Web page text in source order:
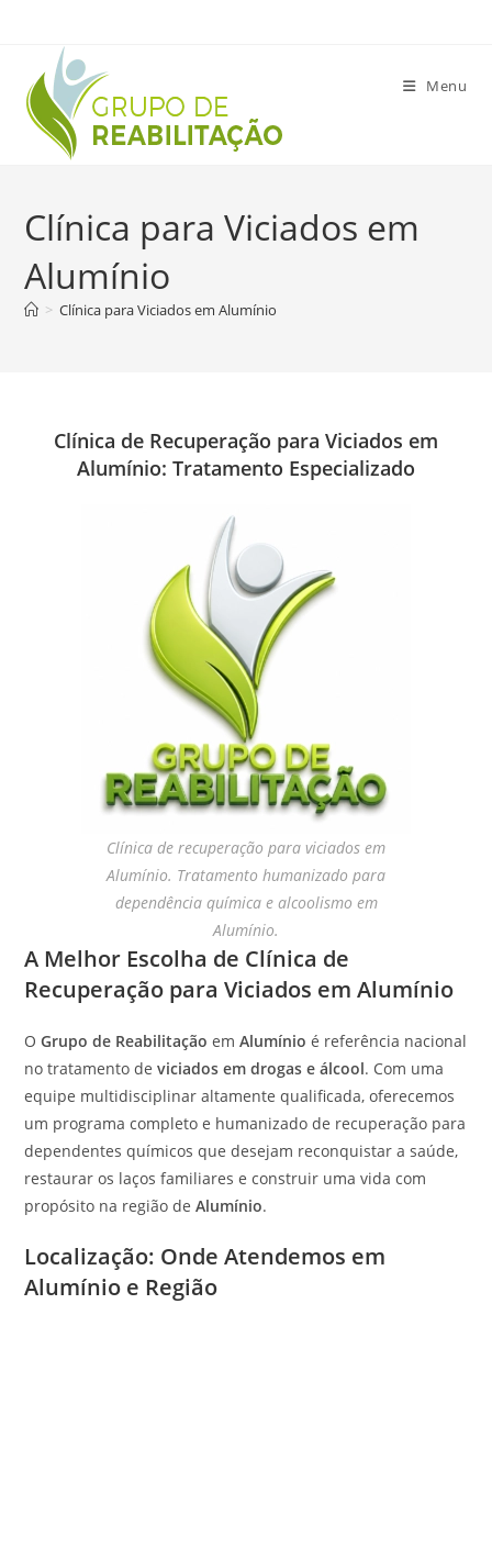
conteúdo
Menu
Clínica para Viciados em
Alumínio
> Clínica para Viciados em Alumínio
Clínica de Recuperação para Viciados em
Alumínio: Tratamento Especializado
Clínica de recuperação para viciados em
Alumínio. Tratamento humanizado para
dependência química e alcoolismo em
Alumínio.
A Melhor Escolha de Clínica de
Recuperação para Viciados em Alumínio
OGrupo de Reabilitação emAlumínio é referência nacional
no tratamento deviciados em drogas e álcool. Com uma
equipe multidisciplinar altamente qualificada, oferecemos
um programa completo e humanizado de recuperação para
dependentes químicos que desejam reconquistar a saúde,
restaurar os laços familiares e construir uma vida com
propósito na região deAlumínio.
Localização: Onde Atendemos em
Alumínio e Região